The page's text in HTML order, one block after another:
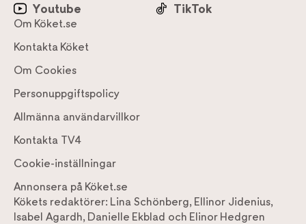
Youtube
TikTok
Om Köket.se
Kontakta Köket
Om Cookies
Personuppgiftspolicy
Allmänna användarvillkor
Kontakta TV4
Cookie-inställningar
Annonsera på Köket.se
Kökets redaktörer: Lina Schönberg, Ellinor Jidenius,
Isabel Agardh, Danielle Ekblad och Elinor Hedgren